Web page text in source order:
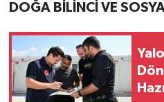
DOĞA BİLİNCİ VE